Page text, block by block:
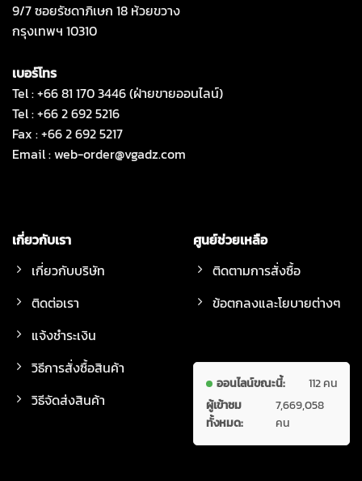
9/7 ซอยรัชดาภิเษก 18 ห้วยขวาง
กรุงเทพฯ 10310
เบอร์โทร
Tel : +66 81 170 3446 (ฝ่ายขายออนไลน์)
Tel : +66 2 692 5216
Fax : +66 2 692 5217
Email :web-order@vgadz.com
เกี่ยวกับเรา
เกี่ยวกับบริษัท
ติดต่อเรา
แจ้งชำระเงิน
วิธีการสั่งซื้อสินค้า
วิธีจัดส่งสินค้า
ศูนย์ช่วยเหลือ
ติดตามการสั่งซื้อ
ข้อตกลงและโยบายต่างๆ
ออนไลน์ขณะนี้:
112 คน
ผู้เข้าชม
ทั้งหมด:
7,669,058
คน